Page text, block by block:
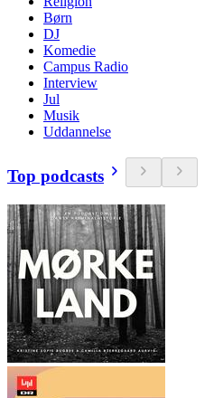
Børn
DJ
Komedie
Campus Radio
Interview
Jul
Musik
Uddannelse
Top podcasts